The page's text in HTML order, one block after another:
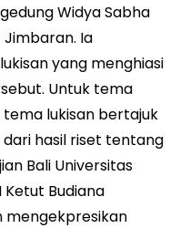
Widya Sabha
Ia
yang menghiasi
Untuk tema
lukisan bertajuk
hasil riset tentang
Bali Universitas
Budiana
mengekpresikan